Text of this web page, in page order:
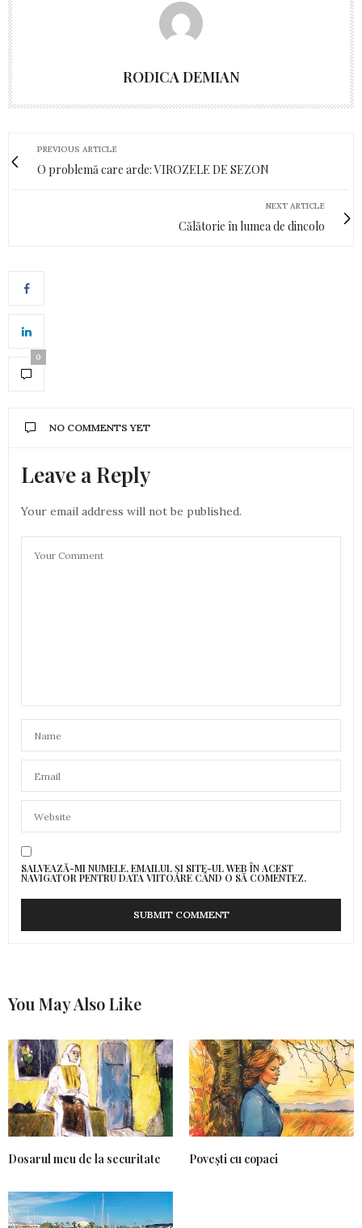
RODICA DEMIAN
PREVIOUS ARTICLE
O problemă care arde: VIROZELE DE SEZON
NEXT ARTICLE
Călătorie în lumea de dincolo
0
NO COMMENTS YET
Leave a Reply
Your email address will not be published.
SALVEAZĂ-MI NUMELE, EMAILUL ȘI SITE-UL WEB ÎN ACEST
NAVIGATOR PENTRU DATA VIITOARE CÂND O SĂ COMENTEZ.
You May Also Like
Dosarul meu de la securitate Povești cu copaci